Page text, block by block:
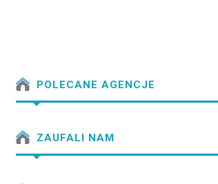
POLECANE AGENCJE
ZAUFALI NAM